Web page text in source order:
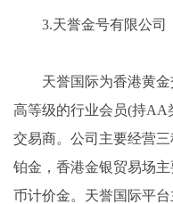
3.天誉金号有限公司
天誉国际为香港黄
高等级的行业会员(持AA
交易商。公司主要经营
铂金，香港金银贸易场
币计价金。天誉国际平